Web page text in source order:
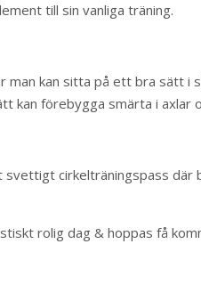
till sin vanliga träning.
man kan sitta på ett bra sätt
kan förebygga smärta i axlar
cirkelträningspass där
rolig dag & hoppas få